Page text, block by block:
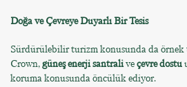
Doğa ve Çevreye Duyarlı Bir Tesis
Sürdürülebilir turizm konusunda da örnek
Crown,güneş enerji santraliveçevre dostu
koruma konusunda öncülük ediyor.